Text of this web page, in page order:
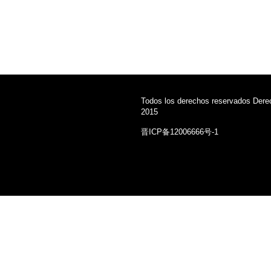
Todos los derechos reservados
2015
晋ICP备12006666号-1